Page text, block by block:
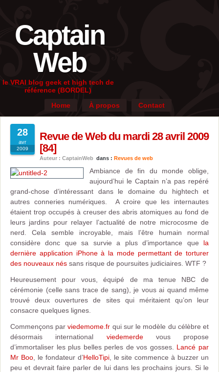
Captain
Web
le VRAI blog geek et high tech de
référence (BORDEL)
Home
À propos Contact
28
avr
2009
Revue de Web du mardi 28 avril 2009
[84]
Auteur : CaptainWeb dans : Revues de web
Ambiance de fin du monde oblige,
aujourd’hui le Captain n’a pas repéré
grand-chose d’intéressant dans le domaine du hightech et
autres conneries numériques. A croire que les internautes
étaient trop occupés à creuser des abris atomiques au fond de
leurs jardins pour relayer l’actualité de notre microcosme de
nerd. Cela semble incroyable, mais l’être humain normal
considère donc que sa survie a plus d’importance que la
dernière application iPhone à la mode permettant de torturer
des nouveaux nés sans risque de poursuites judiciaires. WTF ?
Heureusement pour vous, équipé de ma tenue NBC de
cérémonie (celle sans trace de sang), je vous ai quand même
trouvé deux ouvertures de sites qui méritaient qu’on leur
consacre quelques lignes.
Commençons parviedemome.fr qui sur le modèle du célèbre et
désormais international viedemerdevous propose
d’immortaliser les plus belles perles de vos gosses. Lancé par
Mr Boo, le fondateur d’HelloTipi, le site commence à buzzer un
peu et devrait faire parler de lui dans les prochains jours. Si le